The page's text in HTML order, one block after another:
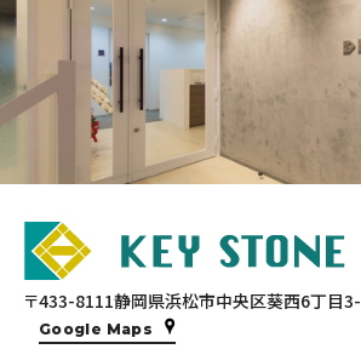
〒433-8111静岡県浜松市中央区葵西6丁目
Google Maps